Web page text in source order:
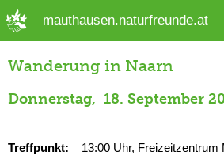
mauthausen.naturfreunde.at
Wanderung in Naarn
Donnerstag, 18. September
Treffpunkt: 13:00 Uhr, Freizeitzentrum